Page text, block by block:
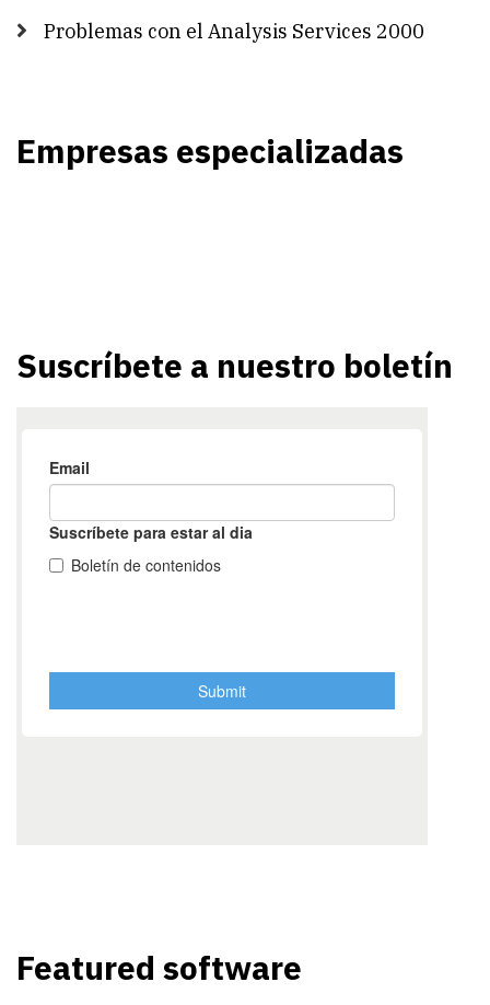
Problemas con el Analysis Services 2000
Empresas especializadas
Suscríbete a nuestro boletín
Featured software